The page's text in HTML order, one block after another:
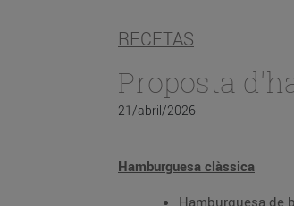
RECETAS
Proposta
21/abril/2026
Hamburguesa clàssica
Hamburguesa de